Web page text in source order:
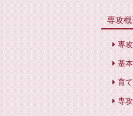
専攻
専
基
育
専